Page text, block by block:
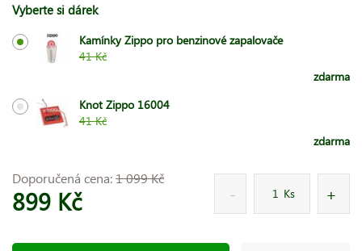
Vyberte si dárek
Kamínky Zippo pro benzinové zapalovače
41 Kč
zdarma
Knot Zippo 16004
41 Kč
zdarma
Doporučená cena:1 099 Kč
899 Kč Ks